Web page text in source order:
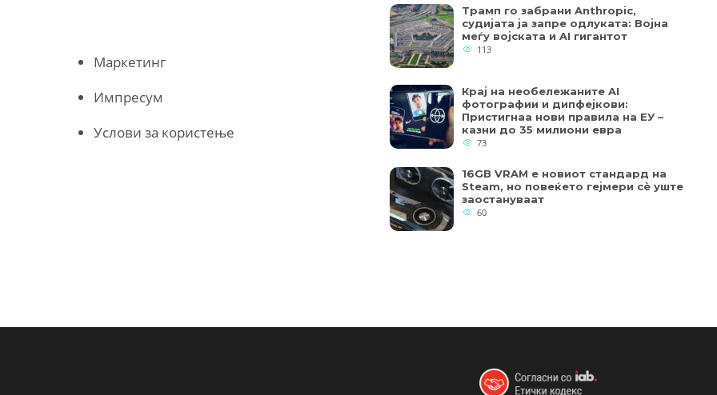
Маркетинг
Импресум
Услови за користење
Трамп го забрани Anthropic,
судијата ја запре одлуката: Војна
меѓу војската и AI гигантот
113
Крај на необележаните AI
фотографии и дипфејкови:
Пристигнаа нови правила на ЕУ –
казни до 35 милиони евра
73
16GB VRAM е новиот стандард на
Steam, но повеќето гејмери ​​сè уште
заостануваат
60